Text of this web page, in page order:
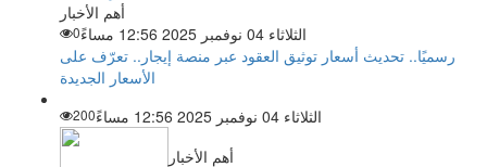
أهم الأخبار
الثلاثاء 04 نوفمبر 2025 12:56 مساءً
0
رسميًا.. تحديث أسعار توثيق العقود عبر منصة إيجار.. تعرّف على
الأسعار الجديدة
الثلاثاء 04 نوفمبر 2025 12:56 مساءً
200
أهم الأخبار